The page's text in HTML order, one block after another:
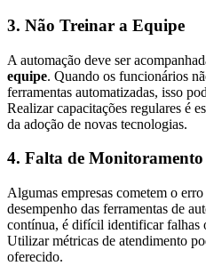
3. Não Treinar a Equipe
A automação deve ser
equipe. Quando os funcionários
ferramentas automatizadas, isso
Realizar capacitações regulares é
da adoção de novas tecnologias.
4. Falta de Monitoramento
Algumas empresas cometem o
desempenho das ferramentas de
contínua, é difícil identificar falhas
Utilizar métricas de atendimento
oferecido.